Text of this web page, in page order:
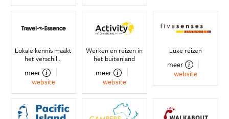
Lokale kennis maakt
het verschil...
meer
website
Werken en reizen in
het buitenland
meer
website
Luxe reizen
meer
website